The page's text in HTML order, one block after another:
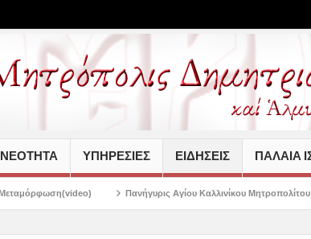
ΝΕΟΤΗΤΑ ΥΠΗΡΕΣΙΕΣ ΕΙΔΗΣΕΙΣ ΠΑΛΑΙΆ
Πανήγυρις Αγίου Καλλινίκου Μητροπολίτου Εδέσσης στην Νέα